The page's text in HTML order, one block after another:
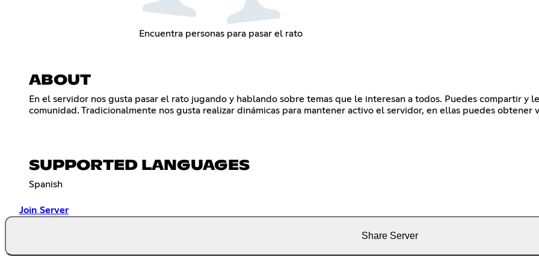
Encuentra personas para pasar el rato
ABOUT
En el servidor nos gusta pasar el rato jugando y hablando sobre temas que le interesan a todos. Puedes compartir y
comunidad. Tradicionalmente nos gusta realizar dinámicas para mantener activo el servidor, en ellas puedes obtener
SUPPORTED LANGUAGES
Spanish
Join Server
Share Server